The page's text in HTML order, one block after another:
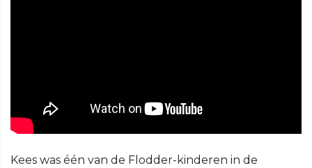
Kees was één van de Flodder-kinderen in de